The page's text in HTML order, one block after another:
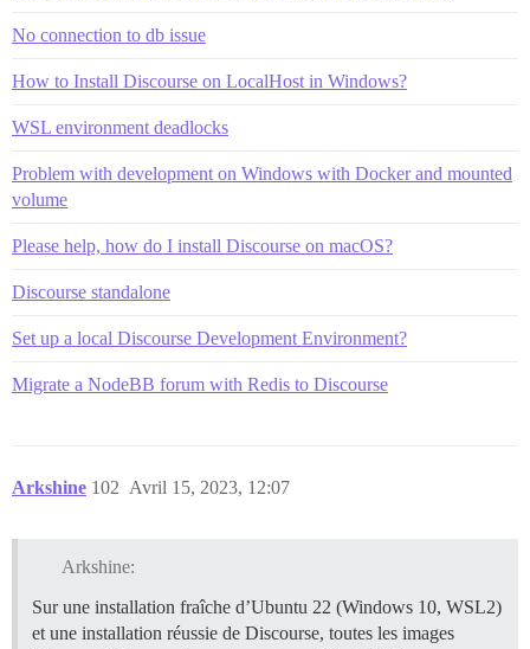
No connection to db issue
How to Install Discourse on LocalHost in Windows?
WSL environment deadlocks
Problem with development on Windows with Docker and mounted
volume
Please help, how do I install Discourse on macOS?
Discourse standalone
Set up a local Discourse Development Environment?
Migrate a NodeBB forum with Redis to Discourse
Arkshine Avril 15, 2023, 12:07
102
Arkshine:
Sur une installation fraîche d’Ubuntu 22 (Windows 10, WSL2)
et une installation réussie de Discourse, toutes les images